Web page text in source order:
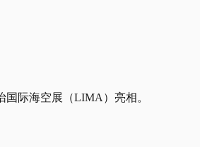
际海空展（LIMA）亮相。